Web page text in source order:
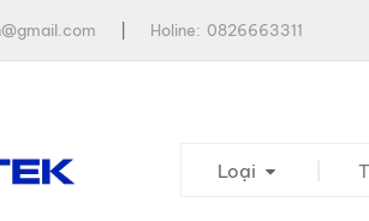
Holine: 0826663311
Loại